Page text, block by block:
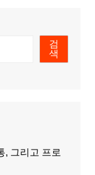
검
색
, 그리고 프로